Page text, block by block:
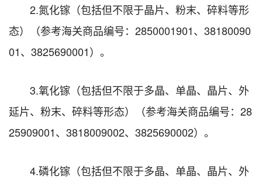
2.氮化镓（包括但不限于晶片、粉末、碎料等形
态）（参考海关商品编号：2850001901、38180090
01、3825690001）。
3.氧化镓（包括但不限于多晶、单晶、晶片、外
延片、粉末、碎料等形态）（参考海关商品编号：28
25909001、3818009002、3825690002）。
4.磷化镓（包括但不限于多晶、单晶、晶片、外